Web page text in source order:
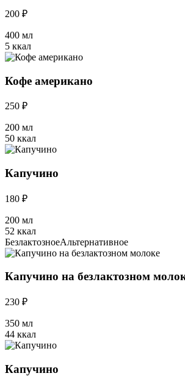
200 ₽
400 мл
5 ккал
Кофе американо
250 ₽
200 мл
50 ккал
Капучино
180 ₽
200 мл
52 ккал
БезлактозноеАльтернативное
Капучино на безлактозном
230 ₽
350 мл
44 ккал
Капучино